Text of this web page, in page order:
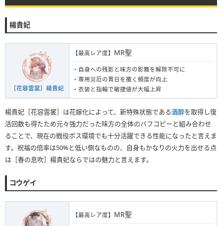
楊貴妃
［花容雲裳］楊貴妃
【最高レア度】 MR聖
・自身への残影と味方の影舞を解除不可に
・専用災厄の貫日を撒く頻度が向上
・衣装と指輪で敏捷値が大幅上昇
楊貴妃［花容雲裳］は花嫁化によって、新特殊状態である酒酔を取得し復
活回数も得たため元々強力だった味方の全体のバフコピーと組み合わせ
ることで、現在の戦役ボス環境でも十分活躍できる性能になったと言えま
す。祝福の倍率は50%と低い側なものの、自身もかなりの火力を出せる点
は［春の息吹］楊貴妃ならではの魅力と言えます。
コウゲイ
【最高レア度】 MR聖